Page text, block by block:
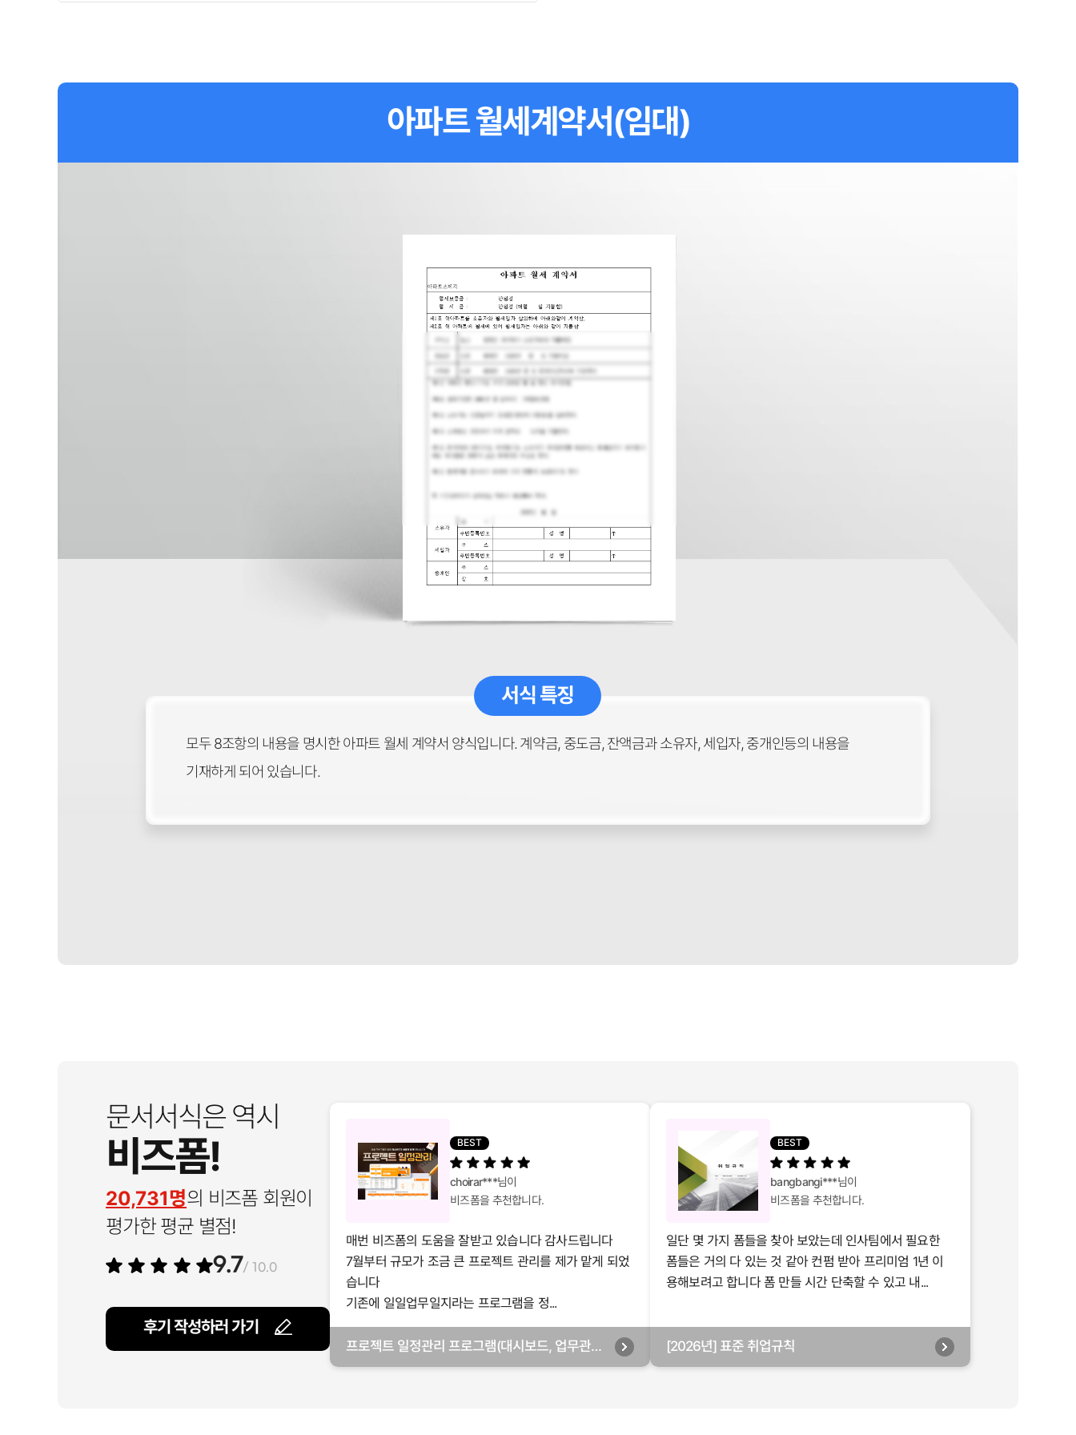
아파트 월세계약서(임대)
서식 특징
모두 8조항의 내용을 명시한 아파트 월세 계약서 양식입니다. 계약금, 중도금, 잔액금과 소유자, 세입자, 중개인등의 내용을
기재하게 되어 있습니다.
문서서식은 역시
비즈폼!
20,731명의 비즈폼 회원이
평가한 평균 별점!
9.7/ 10.0
후기 작성하러 가기
BEST
choirar***님이
비즈폼을 추천합니다.
매번 비즈폼의 도움을 잘받고 있습니다 감사드립니다
7월부터 규모가 조금 큰 프로젝트 관리를 제가 맡게 되었
습니다
기존에 일일업무일지라는 프로그램을 정...
프로젝트 일정관리 프로그램(대시보드, 업무관리,
BEST
bangbangi***님이
비즈폼을 추천합니다.
일단 몇 가지 폼들을 찾아 보았는데 인사팀에서 필요한
폼들은 거의 다 있는 것 같아 컨펌 받아 프리미엄 1년 이
용해보려고 합니다 폼 만들 시간 단축할 수 있고 내...
[2026년] 표준 취업규칙